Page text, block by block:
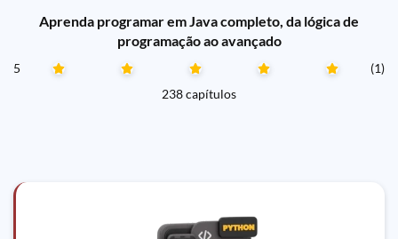
Aprenda programar em Java completo, da lógica de
programação ao avançado
5
(1)
238 capítulos